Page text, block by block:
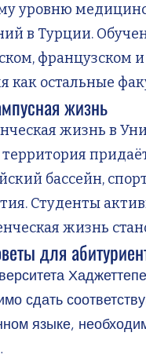
уровню
в Турции.
французском
как остальные
жизнь
жизнь в
бассейн,
Студенты
жизнь
для
сдать
языке,